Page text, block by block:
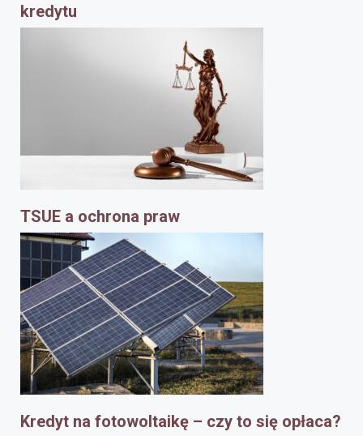
kredytu
TSUE a ochrona praw
Kredyt na fotowoltaikę – czy to się opłaca?